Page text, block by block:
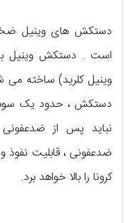
دستکش های وینیل
وینیل کلرید) ساخته می
نباید پس از ضدعفونی
ضدعفونی ، قابلیت نفوذ
کرونا را بالا خواهد برد.